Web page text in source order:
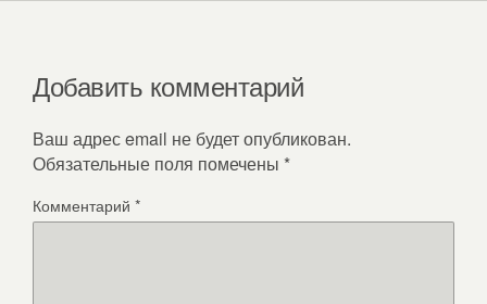
Добавить комментарий
Ваш адрес email не будет опубликован.
Обязательные поля помечены *
Комментарий *